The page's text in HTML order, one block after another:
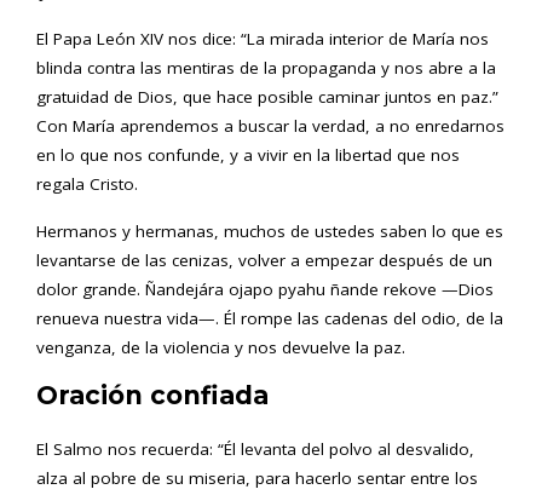
El Papa León XIV nos dice: “La mirada interior de María nos
blinda contra las mentiras de la propaganda y nos abre a la
gratuidad de Dios, que hace posible caminar juntos en paz.”
Con María aprendemos a buscar la verdad, a no enredarnos
en lo que nos confunde, y a vivir en la libertad que nos
regala Cristo.
Hermanos y hermanas, muchos de ustedes saben lo que es
levantarse de las cenizas, volver a empezar después de un
dolor grande. Ñandejára ojapo pyahu ñande rekove —Dios
renueva nuestra vida—. Él rompe las cadenas del odio, de la
venganza, de la violencia y nos devuelve la paz.
Oración confiada
El Salmo nos recuerda: “Él levanta del polvo al desvalido,
alza al pobre de su miseria, para hacerlo sentar entre los